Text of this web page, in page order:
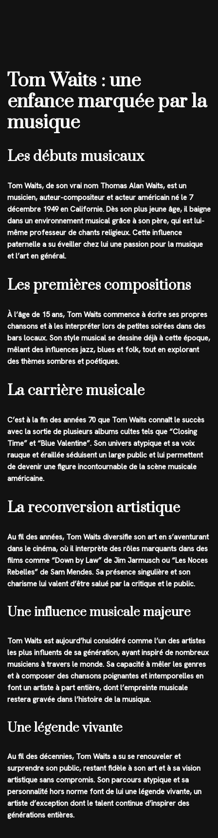
Tom Waits : une
enfance marquée par la
musique
Les débuts musicaux
Tom Waits, de son vrai nom Thomas Alan Waits, est un
musicien, auteur-compositeur et acteur américain né le 7
décembre 1949 en Californie. Dès son plus jeune âge, il baigne
dans un environnement musical grâce à son père, qui est lui-
même professeur de chants religieux. Cette influence
paternelle a su éveiller chez lui une passion pour la musique
et l’art en général.
Les premières compositions
À l’âge de 15 ans, Tom Waits commence à écrire ses propres
chansons et à les interpréter lors de petites soirées dans des
bars locaux. Son style musical se dessine déjà à cette époque,
mêlant des influences jazz, blues et folk, tout en explorant
des thèmes sombres et poétiques.
La carrière musicale
C’est à la fin des années 70 que Tom Waits connaît le succès
avec la sortie de plusieurs albums cultes tels que “Closing
Time” et “Blue Valentine”. Son univers atypique et sa voix
rauque et éraillée séduisent un large public et lui permettent
de devenir une figure incontournable de la scène musicale
américaine.
La reconversion artistique
Au fil des années, Tom Waits diversifie son art en s’aventurant
dans le cinéma, où il interprète des rôles marquants dans des
films comme “Down by Law” de Jim Jarmusch ou “Les Noces
Rebelles” de Sam Mendes. Sa présence singulière et son
charisme lui valent d’être salué par la critique et le public.
Une influence musicale majeure
Tom Waits est aujourd’hui considéré comme l’un des artistes
les plus influents de sa génération, ayant inspiré de nombreux
musiciens à travers le monde. Sa capacité à mêler les genres
et à composer des chansons poignantes et intemporelles en
font un artiste à part entière, dont l’empreinte musicale
restera gravée dans l’histoire de la musique.
Une légende vivante
Au fil des décennies, Tom Waits a su se renouveler et
surprendre son public, restant fidèle à son art et à sa vision
artistique sans compromis. Son parcours atypique et sa
personnalité hors norme font de lui une légende vivante, un
artiste d’exception dont le talent continue d’inspirer des
générations entières.